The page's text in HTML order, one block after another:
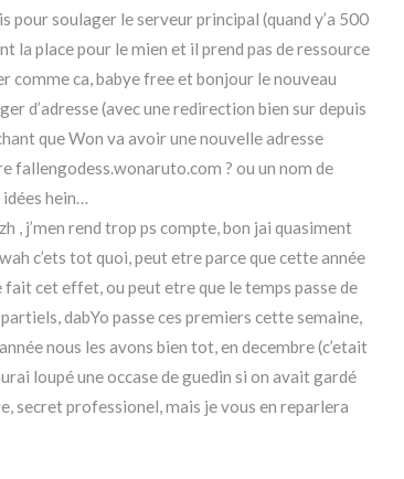
pour soulager le serveur principal (quand y’a 500
la place pour le mien et il prend pas de ressource
comme ca, babye free et bonjour le nouveau
d’adresse (avec une redirection bien sur depuis
que Won va avoir une nouvelle adresse
fallengodess.wonaruto.com ? ou un nom de
idées hein…
, j’men rend trop ps compte, bon jai quasiment
c’ets tot quoi, peut etre parce que cette année
fait cet effet, ou peut etre que le temps passe de
dabYo passe ces premiers cette semaine,
nous les avons bien tot, en decembre (c’etait
loupé une occase de guedin si on avait gardé
secret professionel, mais je vous en reparlera